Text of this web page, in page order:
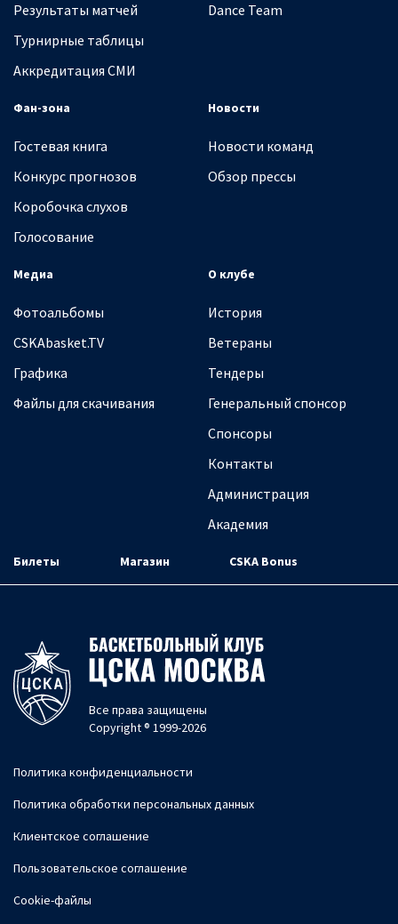
Результаты матчей
Турнирные таблицы
Аккредитация СМИ
Dance Team
Фан-зона
Гостевая книга
Конкурс прогнозов
Коробочка слухов
Голосование
Новости
Новости команд
Обзор прессы
Медиа
Фотоальбомы
CSKAbasket.TV
Графика
Файлы для скачивания
О клубе
История
Ветераны
Тендеры
Генеральный спонсор
Спонсоры
Контакты
Администрация
Академия
Билеты Магазин CSKA Bonus
Все права защищены
Copyright ® 1999-2026
Политика конфиденциальности
Политика обработки персональных данных
Клиентское соглашение
Пользовательское соглашение
Cookie-файлы